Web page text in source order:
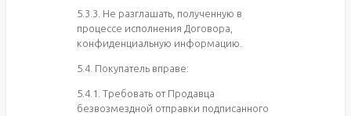
5.3.3. Не разглашать, полученную в
процессе исполнения Договора,
конфиденциальную информацию.
5.4. Покупатель вправе:
5.4.1. Требовать от Продавца
безвозмездной отправки подписанного